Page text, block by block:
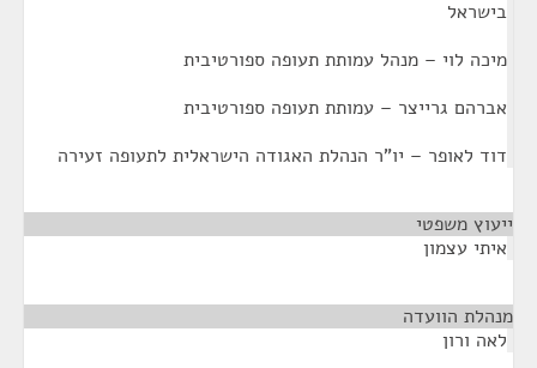
בישראל
מיכה לוי – מנהל עמותת תעופה ספורטיבית
אברהם גרייצר – עמותת תעופה ספורטיבית
דוד לאופר – יו"ר הנהלת האגודה הישראלית לתעופה זעירה
ייעוץ משפטי
איתי עצמון
מנהלת הוועדה
לאה ורון